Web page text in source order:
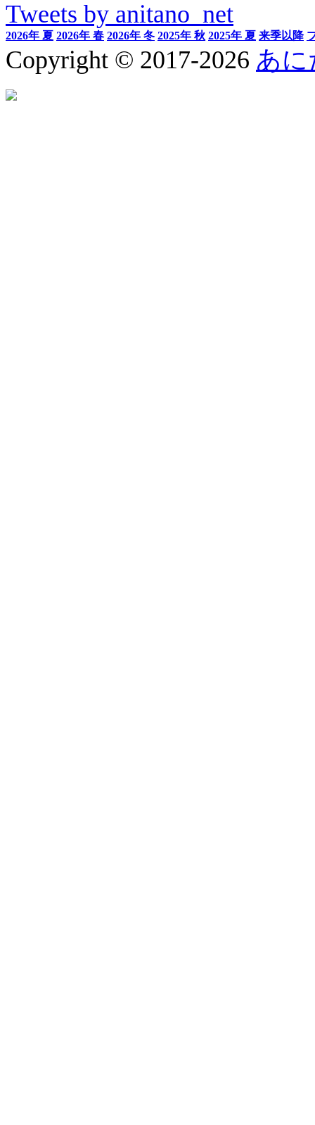
Tweets by anitano_net
2026年 夏 2026年 春 2026年 冬 2025年 秋 2025年 夏 来季以降
Copyright © 2017-2026 あに